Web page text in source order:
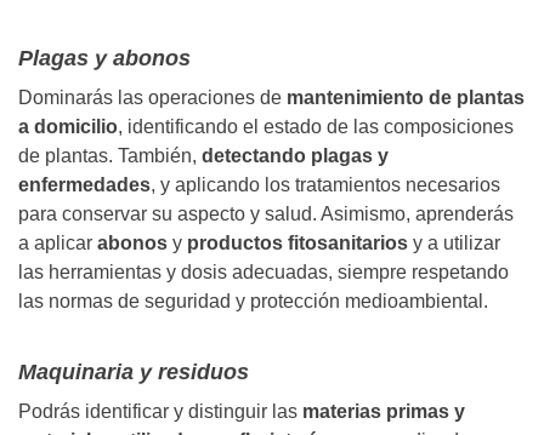
Plagas y abonos
Dominarás las operaciones de mantenimiento de plantas
a domicilio, identificando el estado de las composiciones
de plantas. También, detectando plagas y
enfermedades, y aplicando los tratamientos necesarios
para conservar su aspecto y salud. Asimismo, aprenderás
a aplicar abonos y productos fitosanitarios y a utilizar
las herramientas y dosis adecuadas, siempre respetando
las normas de seguridad y protección medioambiental.
Maquinaria y residuos
Podrás identificar y distinguir las materias primas y